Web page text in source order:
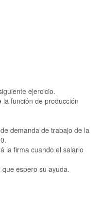
ejercicio.
función de producción
demanda de trabajo de la
la firma cuando el salario
espero su ayuda.